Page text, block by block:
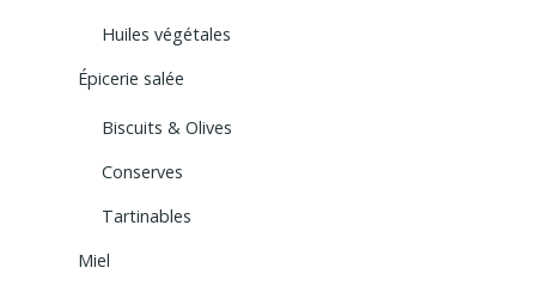
Huiles végétales
Épicerie salée
Biscuits & Olives
Conserves
Tartinables
Miel